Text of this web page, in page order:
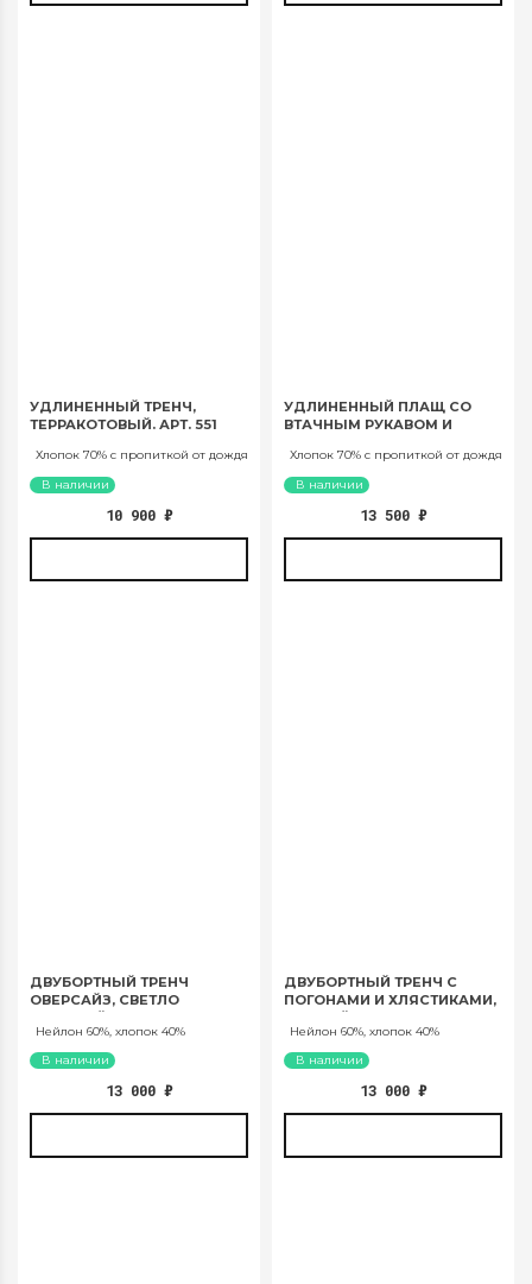
УДЛИНЕННЫЙ ТРЕНЧ,
ТЕРРАКОТОВЫЙ. АРТ. 551
Хлопок 70% с пропиткой от дождя
В наличии
10 900 ₽
УДЛИНЕННЫЙ ПЛАЩ СО
ВТАЧНЫМ РУКАВОМ И
АРТ. 1035
Хлопок 70% с пропиткой от дождя
В наличии
13 500 ₽
ДВУБОРТНЫЙ ТРЕНЧ
ОВЕРСАЙЗ, СВЕТЛО
Нейлон 60%, хлопок 40%
В наличии
13 000 ₽
ДВУБОРТНЫЙ ТРЕНЧ С
ПОГОНАМИ И ХЛЯСТИКАМИ,
Нейлон 60%, хлопок 40%
В наличии
13 000 ₽